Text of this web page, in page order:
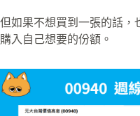
但如果不想買到一張的話，
購入自己想要的份額。